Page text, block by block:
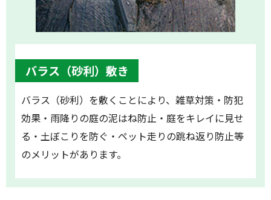
バラス（砂利）敷き
バラス（砂利）を敷くことにより、雑草対策・防犯
効果・雨降りの庭の泥はね防止・庭をキレイに見せ
る・土ぼこりを防ぐ・ペット走りの跳ね返り防止等
のメリットがあります。